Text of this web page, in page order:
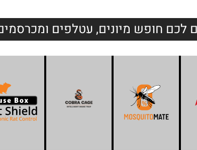
לכם חופש מיונים, עטלפים